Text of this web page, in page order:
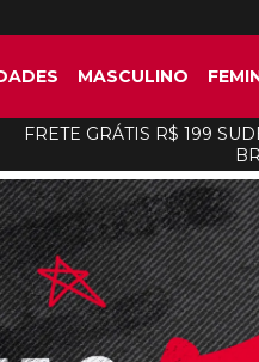
MASCULINO
FRETE GRÁTIS R$ 199